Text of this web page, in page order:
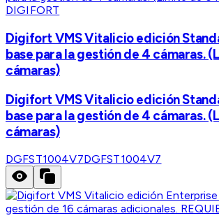
DIGIFORT
Digifort VMS Vitalicio edición
base para la gestión de 4 cámaras.
cámaras)
Digifort VMS Vitalicio edición
base para la gestión de 4 cámaras.
cámaras)
DGFST1004V7DGFST1004V7